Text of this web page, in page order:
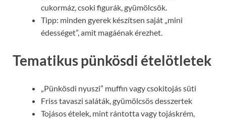
cukormáz, csoki figurák, gyümölcsök.
Tipp: minden gyerek készítsen saját „mini
édességet”, amit magáénak érezhet.
Tematikus pünkösdi ételötletek
„Pünkösdi nyuszi” muffin vagy csokitojás süti
Friss tavaszi saláták, gyümölcsös desszertek
Tojásos ételek, mint rántotta vagy tojáskrém,